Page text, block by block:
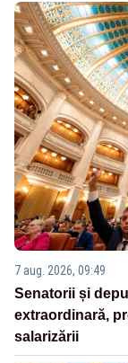
7 aug. 2026, 09:49
Senatorii și
extraordinară,
salarizării